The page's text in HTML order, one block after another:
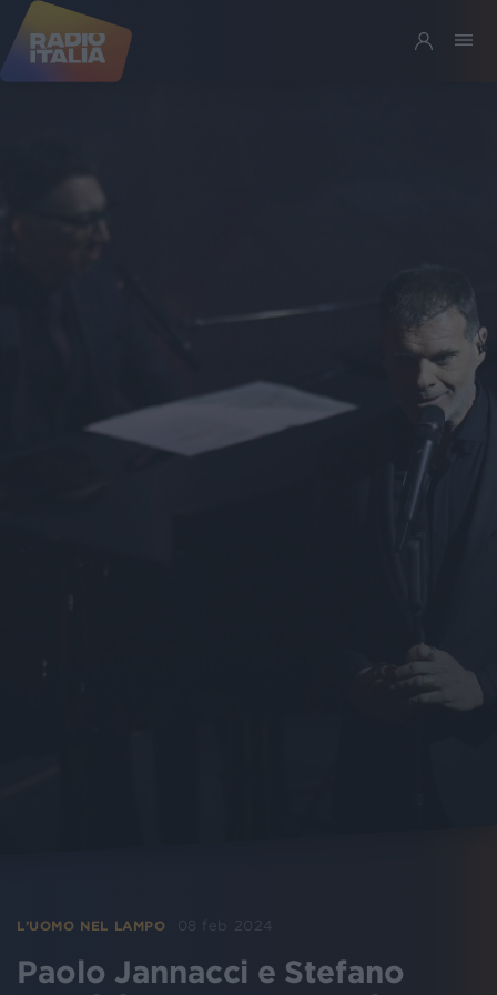
L’UOMO NEL LAMPO 08 feb 2024
Paolo Jannacci e Stefano